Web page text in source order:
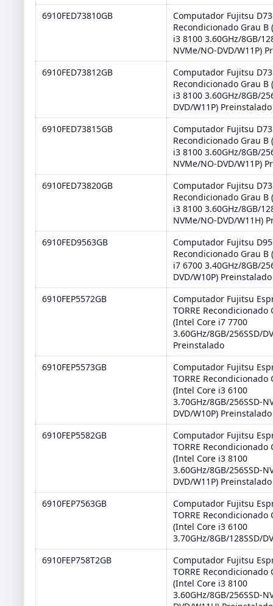
6910FED73810GB
Computador Fujitsu
Recondicionado Grau B
i3 8100 3.60GHz/8GB/
NVMe/NO-DVD/W11P)
6910FED73812GB
Computador Fujitsu
Recondicionado Grau B
i3 8100 3.60GHz/8GB/
DVD/W11P) Preinstalado
6910FED73815GB
Computador Fujitsu
Recondicionado Grau B
i3 8100 3.60GHz/8GB/
NVMe/NO-DVD/W11P)
6910FED73820GB
Computador Fujitsu
Recondicionado Grau B
i3 8100 3.60GHz/8GB/
NVMe/NO-DVD/W11H)
6910FED9563GB
Computador Fujitsu
Recondicionado Grau B
i7 6700 3.40GHz/8GB/
DVD/W10P) Preinstalado
6910FEP5572GB
Computador Fujitsu
TORRE Recondicionado
(Intel Core i7 7700
3.60GHz/8GB/256SSD/
Preinstalado
6910FEP5573GB
Computador Fujitsu
TORRE Recondicionado
(Intel Core i3 6100
3.70GHz/8GB/256SSD-
DVD/W10P) Preinstalado
6910FEP5582GB
Computador Fujitsu
TORRE Recondicionado
(Intel Core i3 8100
3.60GHz/8GB/256SSD-
DVD/W11P) Preinstalado
6910FEP7563GB
Computador Fujitsu
TORRE Recondicionado
(Intel Core i3 6100
3.70GHz/8GB/128SSD/
6910FEP758T2GB
Computador Fujitsu
TORRE Recondicionado
(Intel Core i3 8100
3.60GHz/8GB/256SSD-